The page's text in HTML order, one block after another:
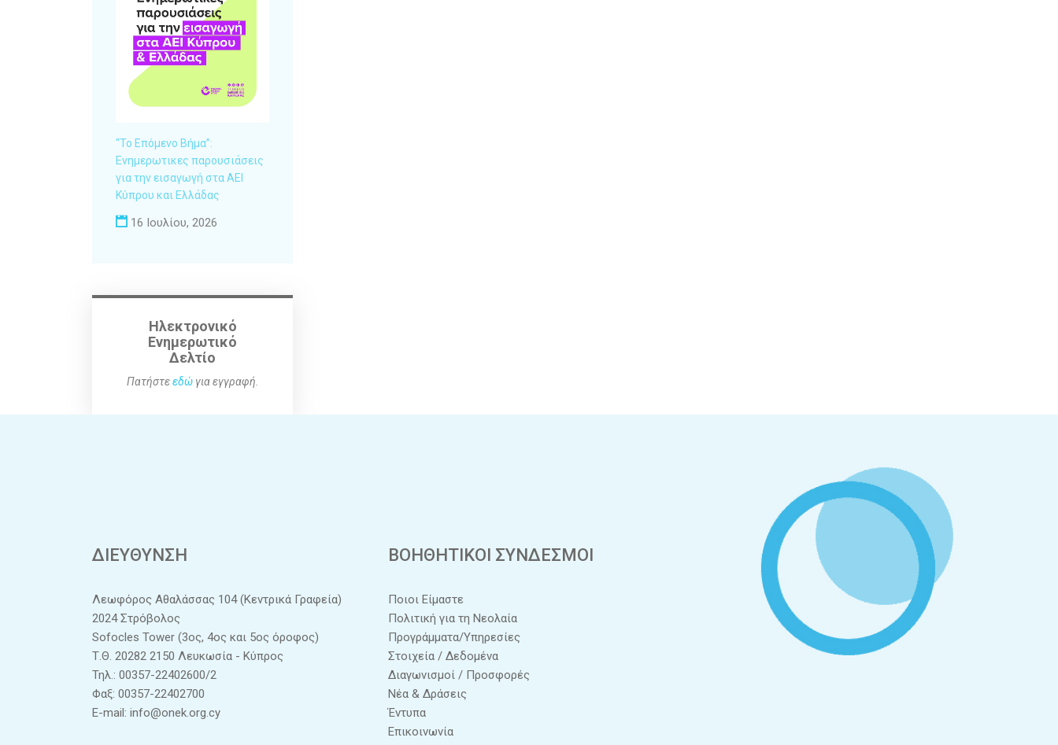
“Το Επόμενο Βήμα”:
Ενημερωτικες παρουσιάσεις
για την εισαγωγή στα ΑΕΙ
Κύπρου και Ελλάδας
16 Ιουλίου, 2026
Ηλεκτρονικό
Ενημερωτικό
Δελτίο
Πατήστεεδώγια εγγραφή.
ΔΙΕΥΘΥΝΣΗ
Λεωφόρος Αθαλάσσας 104 (Κεντρικά Γραφεία)
2024 Στρόβολος
Sofocles Tower (3ος, 4ος και 5ος όροφος)
Τ.Θ. 20282 2150 Λευκωσία - Κύπρος
Τηλ.: 00357-22402600/2
Φαξ: 00357-22402700
E-mail: info@onek.org.cy
ΒΟΗΘΗΤΙΚΟΙ ΣΥΝΔΕΣΜΟΙ
Ποιοι Είμαστε
Πολιτική για τη Νεολαία
Προγράμματα/Υπηρεσίες
Στοιχεία / Δεδομένα
Διαγωνισμοί / Προσφορές
Νέα & Δράσεις
Έντυπα
Επικοινωνία